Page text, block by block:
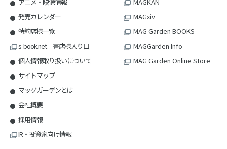
発売カレンダー
特約店様一覧
s-book.net 書店様入り口
個人情報取り扱いについて
サイトマップ
マッグガーデンとは
会社概要
採用情報
IR・投資家向け情報
MAGxiv
MAG Garden BOOKS
MAGGarden Info
MAG Garden Online Store